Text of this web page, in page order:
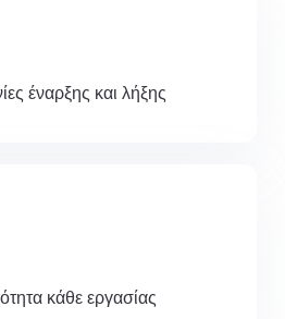
έναρξης και λήξης
κάθε εργασίας